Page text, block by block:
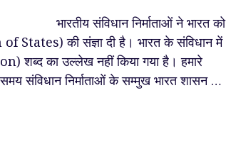
भारतीय संविधान निर्माताओं ने भारत को
States) की संज्ञा दी है। भारत के संविधान में
शब्द का उल्लेख नहीं किया गया है। हमारे
समय संविधान निर्माताओं के सम्मुख भारत शासन …